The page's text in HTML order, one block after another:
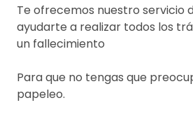
Te ofrecemos nuestro servicio
ayudarte a realizar todos los
un fallecimiento
Para que no tengas que
papeleo.